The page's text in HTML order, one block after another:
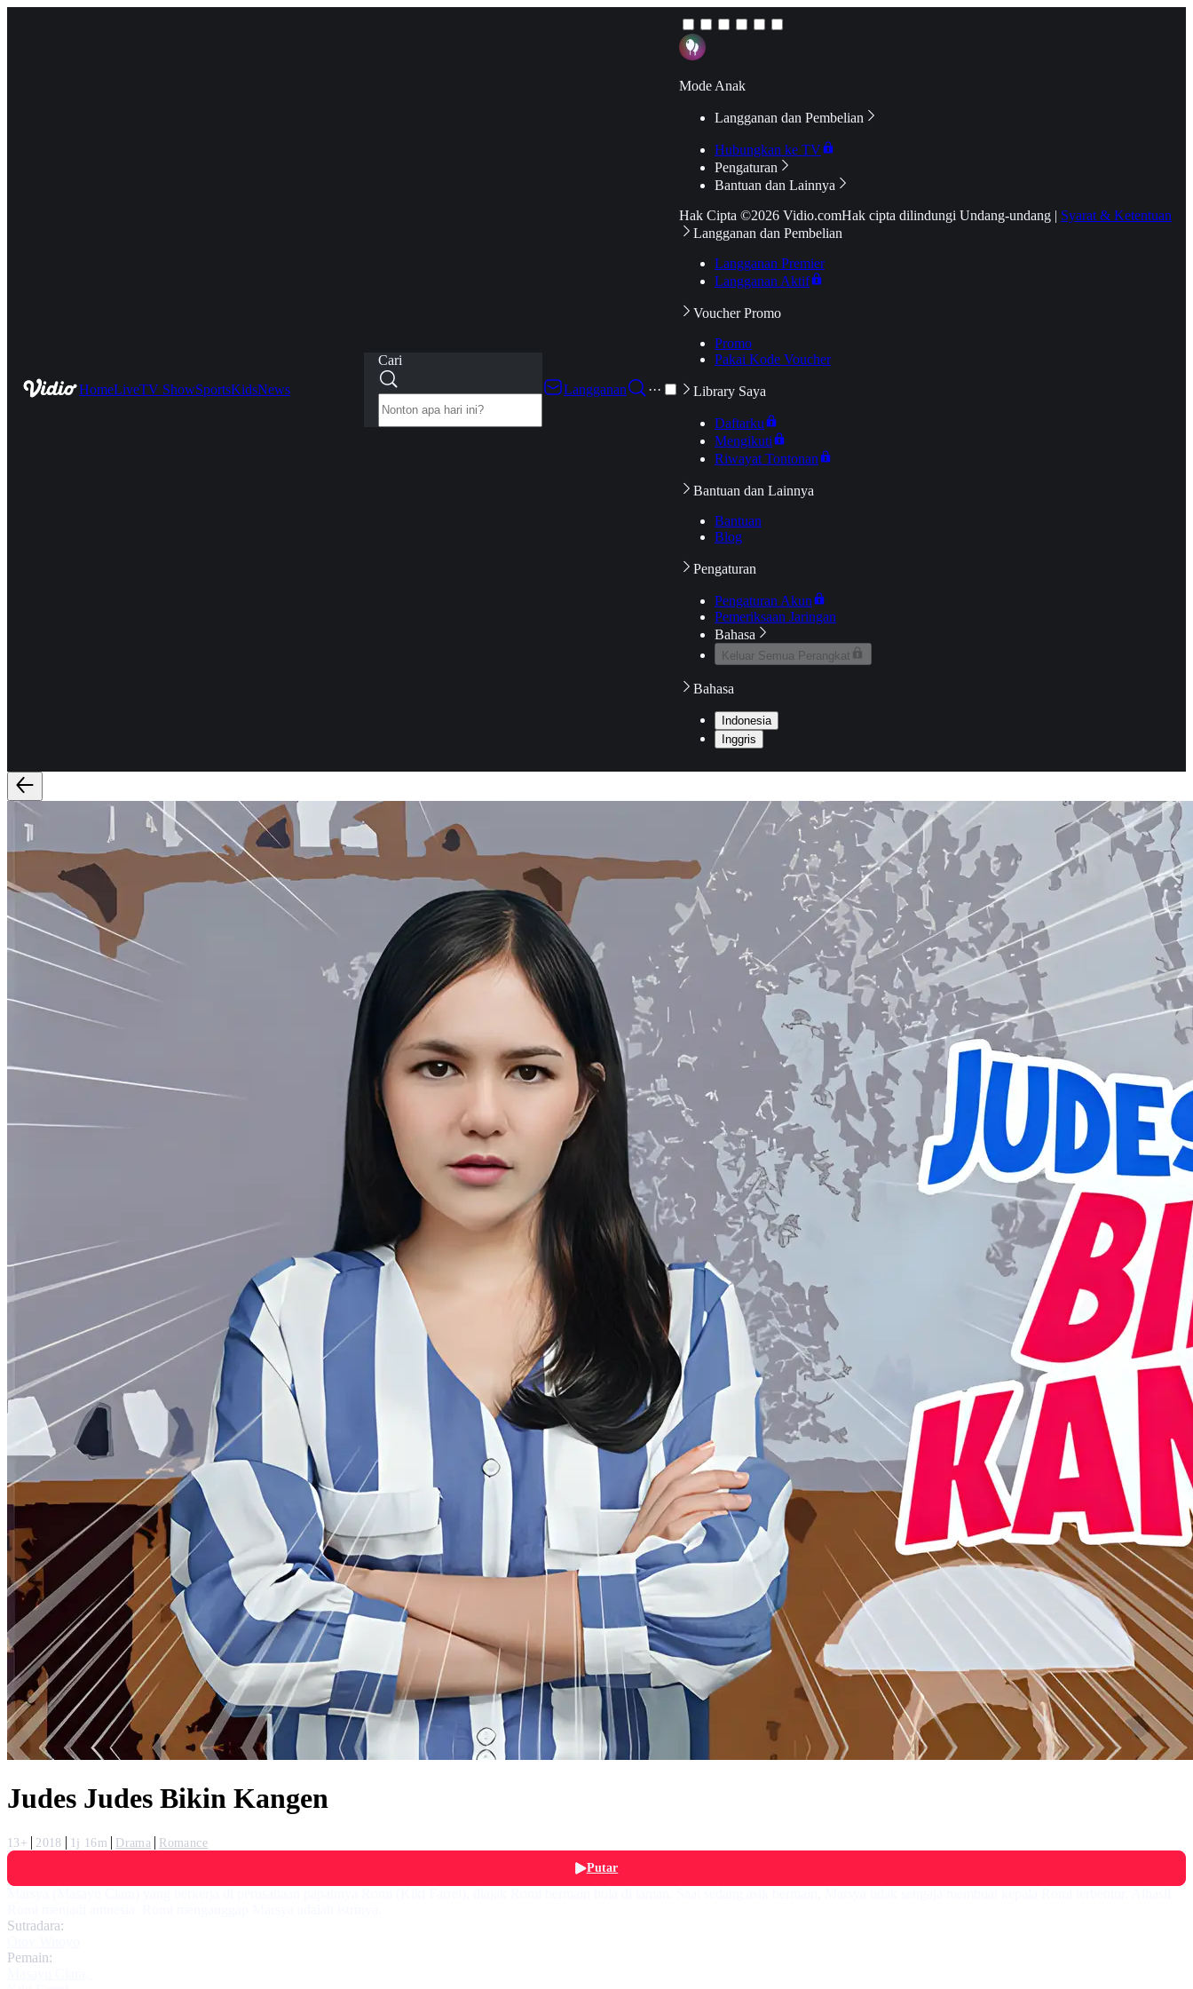
HomeLiveTV ShowSportsKidsNews
Cari
Langganan
···
Mode Anak
Langganan dan Pembelian
Hubungkan ke TV
Pengaturan
Bantuan dan Lainnya
Hak Cipta ©2026 Vidio.comHak cipta dilindungi Undang-undang | Syarat & Ketentuan
Langganan dan Pembelian
Langganan Premier
Langganan Aktif
Voucher Promo
Promo
Pakai Kode Voucher
Library Saya
Daftarku
Mengikuti
Riwayat Tontonan
Bantuan dan Lainnya
Bantuan
Blog
Pengaturan
Pengaturan Akun
Pemeriksaan Jaringan
Bahasa
Keluar Semua Perangkat
Bahasa
Indonesia
Inggris
Judes Judes Bikin Kangen
13+ 2018 1j 16m Drama
Romance
Putar
Sutradara:
Pemain: